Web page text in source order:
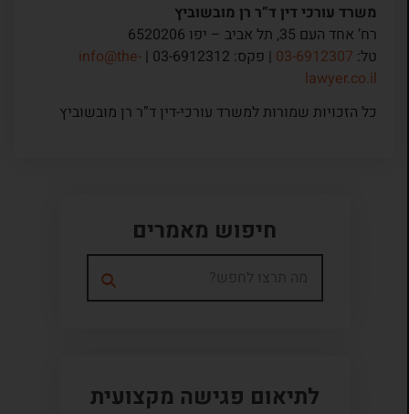
משרד עורכי דין ד”ר רן מובשוביץ
רח’ אחד העם 35, תל אביב – יפו 6520206
טל: 03-6912307| פקס: 03-6912312 |
info@the-
lawyer.co.il
כל הזכויות שמורות למשרד עורכי-דין ד”ר רן מובשוביץ
חיפוש מאמרים
לתיאום פגישה מקצועית